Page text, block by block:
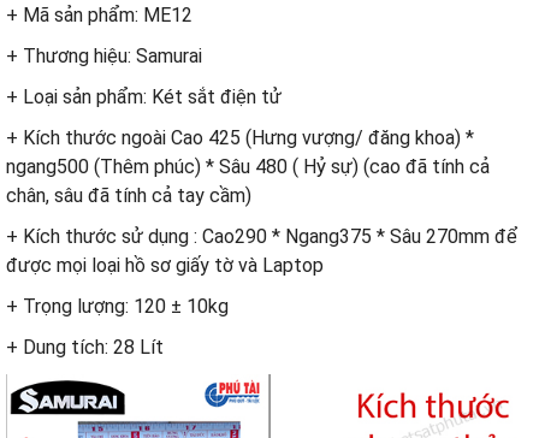
+ Mã sản phẩm: ME12
+ Thương hiệu: Samurai
+ Loại sản phẩm: Két sắt điện tử
+ Kích thước ngoài Cao 425 (Hưng vượng/ đăng khoa) *
ngang500 (Thêm phúc) * Sâu 480 ( Hỷ sự) (cao đã tính cả
chân, sâu đã tính cả tay cầm)
+ Kích thước sử dụng : Cao290 * Ngang375 * Sâu 270mm để
được mọi loại hồ sơ giấy tờ và Laptop
+ Trọng lượng: 120 ± 10kg
+ Dung tích: 28 Lít